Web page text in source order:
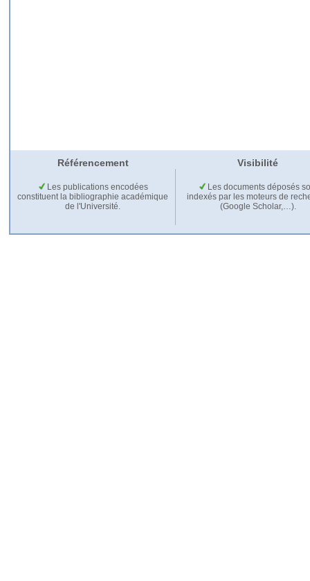
Référencement Visibilité
Les publications encodées
constituent la bibliographie académique
de l'Université.
Les documents déposés
indexés par les moteurs de
(Google Scholar,…).